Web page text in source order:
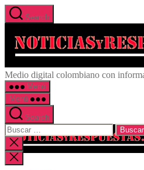
Saltar al contenido
Search
Medio digital colombiano con
Menú
Menú
Search
Buscar:
Cerrar la búsqueda